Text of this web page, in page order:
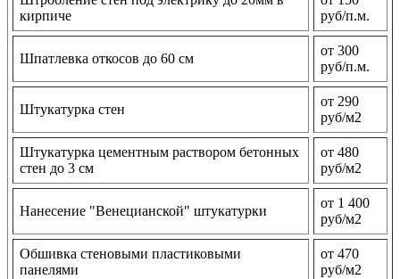
кирпиче
руб/п.м.
Шпатлевка откосов до 60 см
от 300
руб/п.м.
Штукатурка стен
от 290
руб/м2
Штукатурка цементным раствором бетонных
стен до 3 см
от 480
руб/м2
Нанесение "Венецианской" штукатурки
от 1 400
руб/м2
Обшивка стеновыми пластиковыми
панелями
от 470
руб/м2